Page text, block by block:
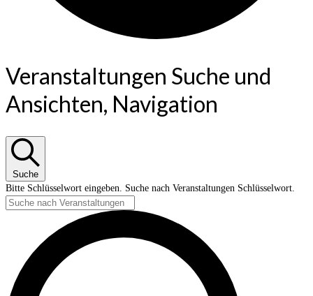
Veranstaltungen Suche und
Ansichten, Navigation
Suche
Bitte Schlüsselwort eingeben. Suche nach Veranstaltungen Schlüsselwort.